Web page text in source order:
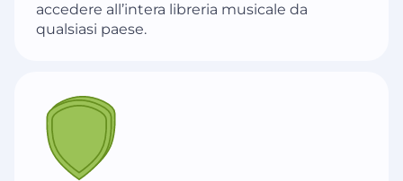
accedere all’intera libreria musicale da
qualsiasi paese.